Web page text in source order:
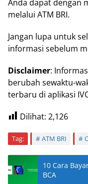
Anda dapat dengan
melalui ATM BRI.
Jangan lupa untuk
informasi sebelum
Disclaimer:
berubah sewaktu-
terbaru di aplikasi
Dilihat: 2,126
Tag: ATM BRI
10 Cara
BCA